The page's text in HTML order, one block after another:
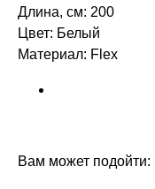
Длина, см: 200
Цвет: Белый
Материал: Flex ‎‎
Вам может подойти: